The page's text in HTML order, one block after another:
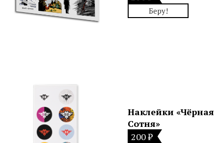
Беру!
Наклейки «Чёрная
Сотня»
200 ₽